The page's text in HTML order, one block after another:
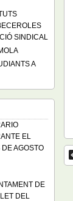
SINDICAL
A
EL
DE AGOSTO
DE
DEL